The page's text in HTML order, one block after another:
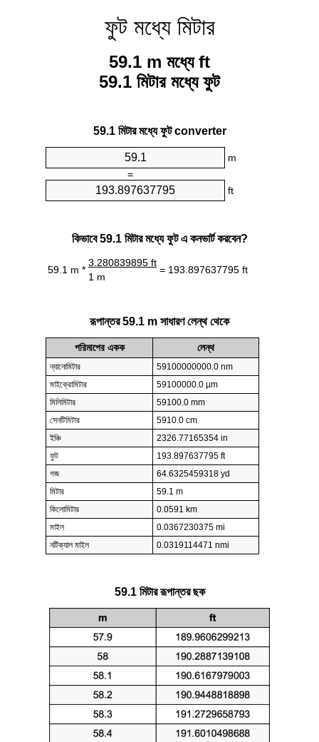
ফুট মধ্যে মিটার
59.1 m মধ্যে ft
59.1 মিটার মধ্যে ফুট
59.1 মিটার মধ্যে ফুট converter
m
=
ft
কিভাবে 59.1 মিটার মধ্যে ফুট এ কনভার্ট করবেন?
59.1 m *
3.280839895 ft
= 193.897637795 ft
1 m
রূপান্তর 59.1 m সাধারণ লেন্থ থেকে
পরিমাপের একক লেন্থ
ন্যানোমিটার
59100000000.0 nm
মাইক্রোমিটার
59100000.0 µm
মিলিমিটার
59100.0 mm
সেনটিমিটার
5910.0 cm
ইঞ্চি
2326.77165354 in
ফুট
193.897637795 ft
গজ
64.6325459318 yd
মিটার
59.1 m
কিলোমিটার
0.0591 km
মাইল
0.0367230375 mi
নটিক্যাল মাইল
0.0319114471 nmi
59.1 মিটার রূপান্তর ছক